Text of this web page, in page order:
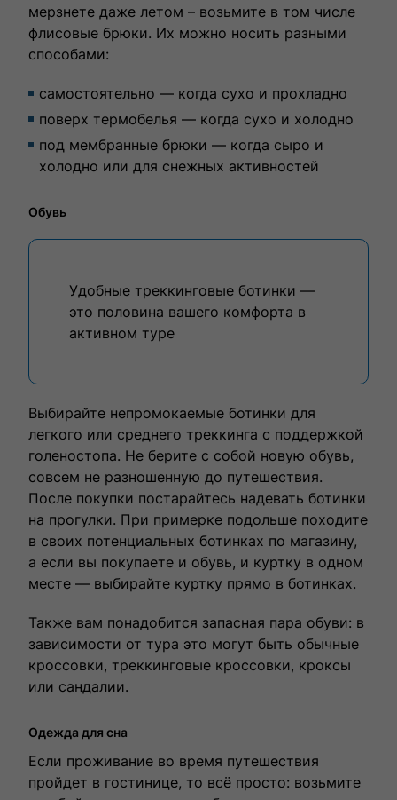
мерзнете даже летом – возьмите в том числе
флисовые брюки. Их можно носить разными
способами:
самостоятельно — когда сухо и прохладно
поверх термобелья — когда сухо и холодно
под мембранные брюки — когда сыро и
холодно или для снежных активностей
Обувь
Удобные треккинговые ботинки —
это половина вашего комфорта в
активном туре
Выбирайте непромокаемые ботинки для
легкого или среднего треккинга с поддержкой
голеностопа. Не берите с собой новую обувь,
совсем не разношенную до путешествия.
После покупки постарайтесь надевать ботинки
на прогулки. При примерке подольше походите
в своих потенциальных ботинках по магазину,
а если вы покупаете и обувь, и куртку в одном
месте — выбирайте куртку прямо в ботинках.
Также вам понадобится запасная пара обуви: в
зависимости от тура это могут быть обычные
кроссовки, треккинговые кроссовки, кроксы
или сандалии.
Одежда для сна
Если проживание во время путешествия
пройдет в гостинице, то всё просто: возьмите